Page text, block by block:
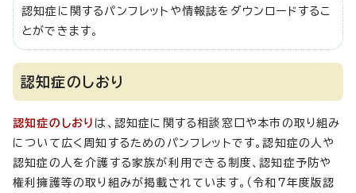
認知症に関するパンフレットや情報誌をダウンロードするこ
とができます。
認知症のしおり
認知症のしおり は、認知症に関する相談窓口や本市の取り組み
について広く周知するためのパンフレットです。認知症の人や
認知症の人を介護する家族が利用できる制度、認知症予防や
権利擁護等の取り組みが掲載されています。（令和7年度版認